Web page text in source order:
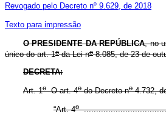
Revogado pelo Decreto nº 9.629, de 2018
Texto para impressão
O PRESIDENTE DA REPÚBLICA, no
único do art. 1oda Lei no8.085, de 23 de
DECRETA:
Art. 1oO art. 4odo Decreto no4.732,
“Art. 4o